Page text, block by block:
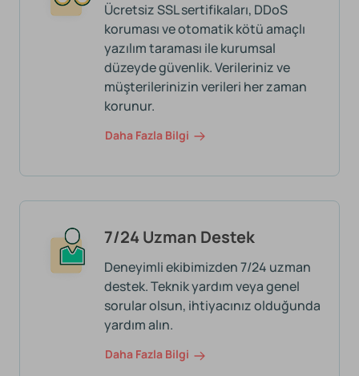
Ücretsiz SSL sertifikaları, DDoS
koruması ve otomatik kötü amaçlı
yazılım taraması ile kurumsal
düzeyde güvenlik. Verileriniz ve
müşterilerinizin verileri her zaman
korunur.
Daha Fazla Bilgi
7/24 Uzman Destek
Deneyimli ekibimizden 7/24 uzman
destek. Teknik yardım veya genel
sorular olsun, ihtiyacınız olduğunda
yardım alın.
Daha Fazla Bilgi